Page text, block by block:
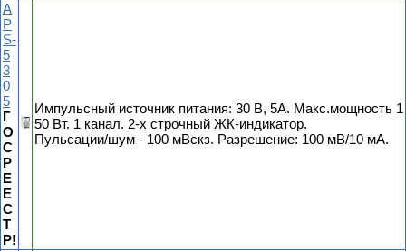
A
P
S-
5
3
0
5
Г
О
С
Р
Е
Е
С
Т
Р!
Импульсный источник питания: 30 В, 5А. Макс.мощность 1
50 Вт. 1 канал. 2-х строчный ЖК-индикатор.
Пульсации/шум - 100 мВскз. Разрешение: 100 мВ/10 мА.